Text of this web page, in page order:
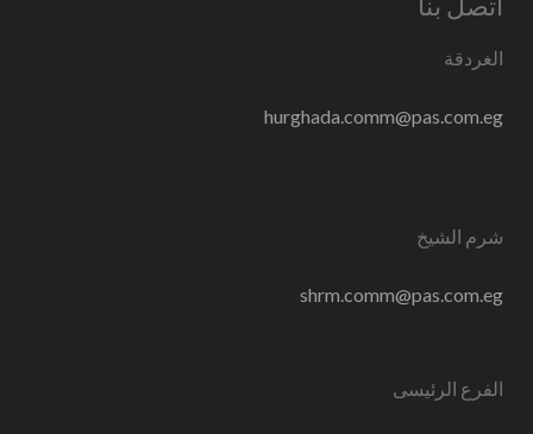
الغردقة
hurghada.comm@pas.com.eg
شرم الشيخ
shrm.comm@pas.com.eg
الفرع الرئيسى